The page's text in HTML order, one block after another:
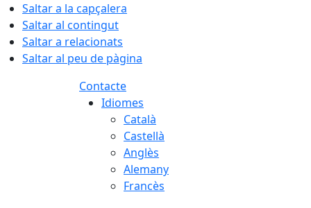
Saltar a la capçalera
Saltar al contingut
Saltar a relacionats
Saltar al peu de pàgina
Contacte
Idiomes
Català
Castellà
Anglès
Alemany
Francès